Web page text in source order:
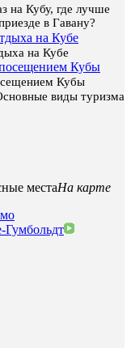
на Кубу, где лучше
в Гавану?
на Кубе
на Кубе
Кубы
Кубы
виды туризма
местаНа карте
Гумбольдт